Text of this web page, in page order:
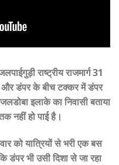
राष्ट्रीय राजमार्ग 31
डंपर के बीच टक्कर में डंपर
इलाके का निवासी बताया
नहीं हो पाई है।
को यात्रियों से भरी एक बस
डंपर भी उसी दिशा से जा रहा